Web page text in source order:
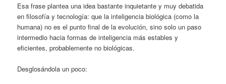
Esa frase plantea una idea bastante inquietante y muy debatida
en filosofía y tecnología: que la inteligencia biológica (como la
humana) no es el punto final de la evolución, sino solo un paso
intermedio hacia formas de inteligencia más estables y
eficientes, probablemente no biológicas.
Desglosándola un poco: